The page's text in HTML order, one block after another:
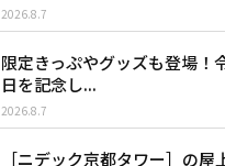
2026.8.7
限定きっぷやグッズも登場！
日を記念し...
2026.8.7
［ニデック京都タワー］の屋